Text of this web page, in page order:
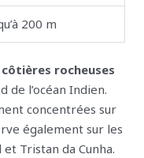
200 m
côtières rocheuses
de l’océan Indien.
concentrées sur
également sur les
Tristan da Cunha.